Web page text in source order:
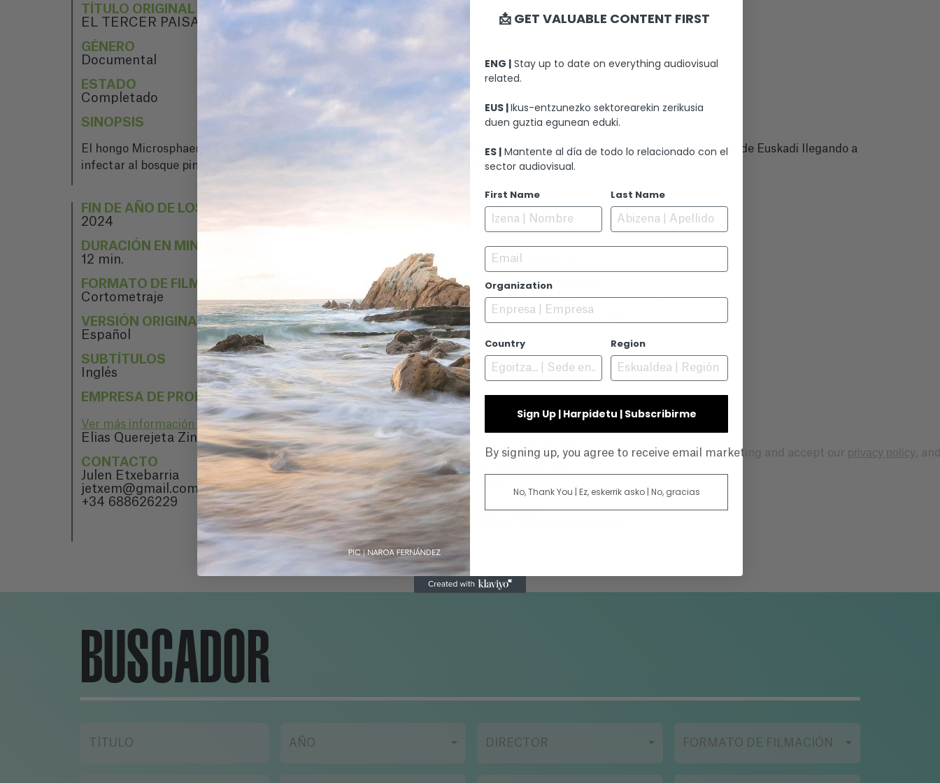
TÍTULO ORIGINAL
EL TERCER PAISAJE
GÉNERO
Documental
ESTADO
Completado
SINOPSIS
El hongo Microsphaerella dearnessi, que afecta a la variedad de pino insignis, se ha expandido por gran parte de la foresta de Euskadi llegando a
infectar al bosque pintado de Oma, la obra del artista vasco Agustin Ibarrola.
FIN DE AÑO DE LOS PROYECTOS
2024
DURACIÓN EN MINUTOS
12 min.
FORMATO DE FILMACIÓN
Cortometraje
VERSIÓN ORIGINAL
Español
SUBTÍTULOS
Inglés
EMPRESA DE PRODUCCIÓN
Ver más información sobre
Elias Querejeta Zine Eskola
CONTACTO
Julen Etxebarria
jetxem@gmail.com
+34 688626229
DIRECTOR
Julen Etxebarria
GUION
Julen Etxebarria
CINEMATOGRAFÍA
Malen Nicholson, Julen Etxebarria
DIRECCIÓN ARTÍSTICA
EDICIÓN
Julen Etxebarria
EDICIÓN DE SONIDO
Alex del Río
MÚSICA
Konga Music SL
INTÉRPRETES
ESTRENO
BUSCADOR
TÍTULO AÑO DIRECTOR FORMATO DE FILMACIÓN
📩 GET VALUABLE CONTENT FIRST
ENG | Stay up to date on everything audiovisual
related.
EUS |Ikus-entzunezko sektorearekin zerikusia
duen guztia egunean eduki.
ES | Mantente al día de todo lo relacionado con el
sector audiovisual.
First Name Last Name
Email
Organization
Country Region
Sign Up | Harpidetu | Subscribirme
By signing up, you agree to receive email marketing and accept our privacy policy,
No, Thank You | Ez, eskerrik asko | No, gracias